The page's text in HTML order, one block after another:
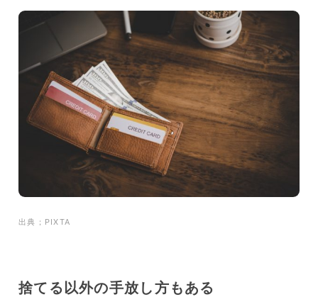
出典；PIXTA
捨てる以外の手放し方もある